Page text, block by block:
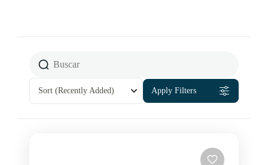
Sort (Recently Added) Apply Filters